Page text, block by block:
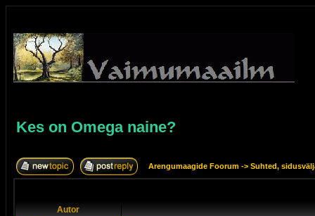
Kes on Omega naine?
Arengumaagide Foorum -> Suhted,
Autor